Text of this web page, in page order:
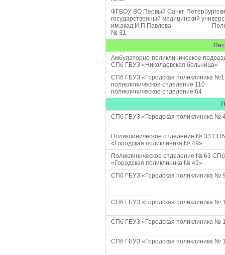
ФГБОУ ВО Первый Санкт-
государственный медицинский
им.акад.И.П.Павлова
№ 31
Амбулаторно-поликлиническое
СПб ГБУЗ «Николаевская больница»
СПб ГБУЗ «Городская поликлиника
поликлиническое отделение 110
поликлиническое отделение 64
СПб ГБУЗ «Городская поликлиника №
Поликлиническое отделение № 33
«Городская поликлиника № 49»
Поликлиническое отделение № 63
«Городская поликлиника № 49»
СПб ГБУЗ «Городская поликлиника №
СПб ГБУЗ «Городская поликлиника №
СПб ГБУЗ «Городская поликлиника №
СПб ГБУЗ «Городская поликлиника №